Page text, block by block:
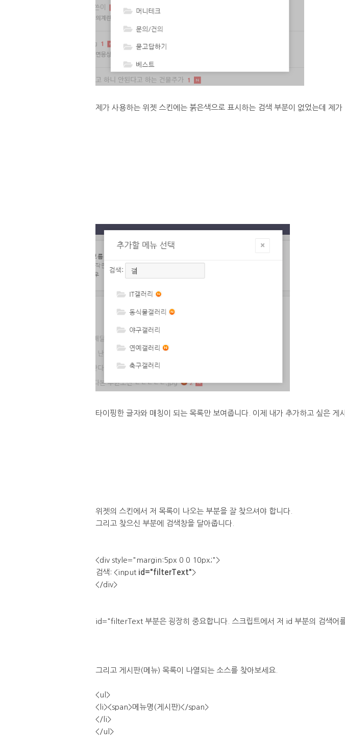
제가 사용하는 위젯 스킨에는 붉은색으로 표시하는 검색 부분이 없었는데 제가
타이핑한 글자와 매칭이 되는 목록만 보여줍니다. 이제 내가 추가하고 싶은 게
위젯의 스킨에서 저 목록이 나오는 부분을 잘 찾으셔야 합니다.
그리고 찾으신 부분에 검색창을 달아줍니다.
<div style="margin:5px 0 0 10px;">
검색: <input id="filterText">
</div>
id="filterText 부분은 굉장히 중요합니다. 스크립트에서 저 id 부분의 검색어
그리고 게시판(메뉴) 목록이 나열되는 소스를 찾아보세요.
<ul>
<li><span>메뉴명(게시판)</span>
</li>
</ul>